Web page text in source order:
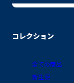
コレクション
全ての商品
新生児